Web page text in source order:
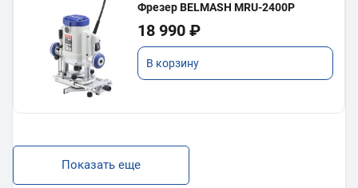
Фрезер BELMASH MRU-2400P
18 990 ₽
В корзину
Показать еще